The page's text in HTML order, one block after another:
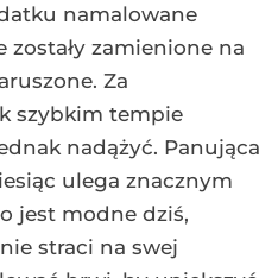
namalowane
zostały zamienione na
Za
szybkim tempie
nadążyć. Panująca
ulega znacznym
jest modne dziś,
straci na swej